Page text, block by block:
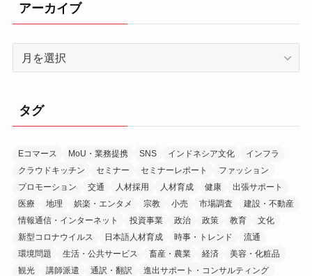
アーカイブ
ブ
タグ
Eコマース MoU・業務提携 SNS インドネシア文化
インフラ
クラウドキッチン
セミナー セミナーレポート
ファッション
プロモーション
交通 人材採用 人材育成 健康
出張サポート
医療
地理 娯楽・エンタメ 宗教 小売 市場調査
建設・不動産
情報通信・インターネット
投資事業 政治 政策 教育
文化
新型コロナウイルス
日本語人材育成 時事・トレンド
流通
環境問題
生活・公共サービス 畜産・農業 経済
美容・化粧品
観光
講師派遣 通訳・翻訳
進出サポート・コンサルティング